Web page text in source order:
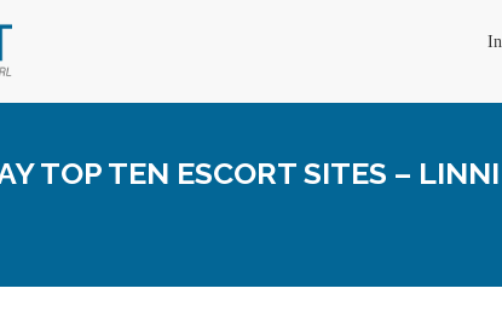
TOP TEN ESCORT SITES –